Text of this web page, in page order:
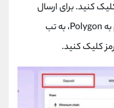
کنید. برای ارسال
Polygon، به تب
کلیک کنید.